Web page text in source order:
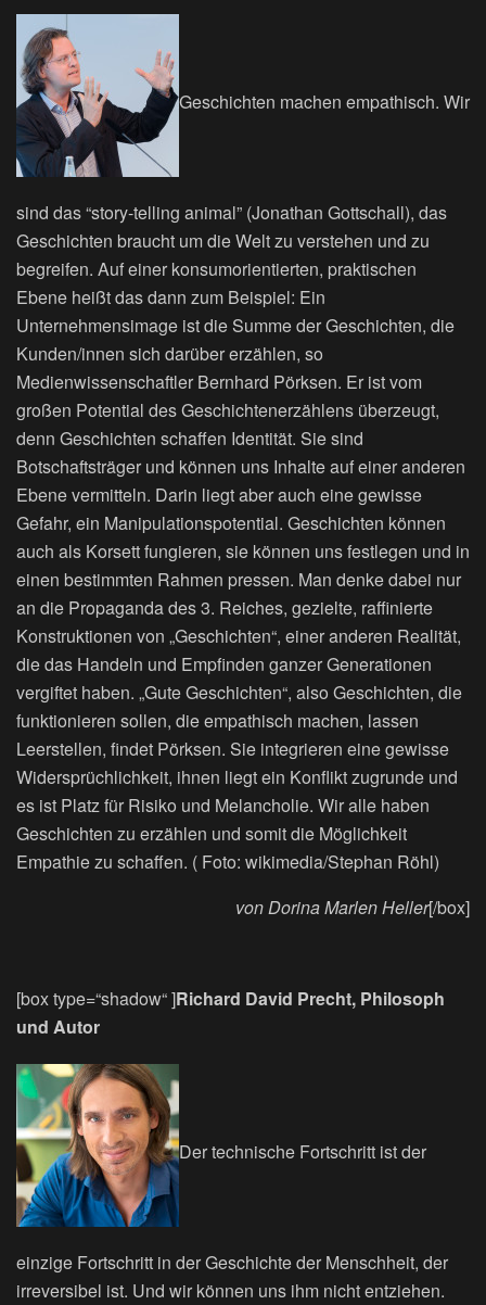
Geschichten machen empathisch. Wir
sind das “story-telling animal” (Jonathan Gottschall), das
Geschichten braucht um die Welt zu verstehen und zu
begreifen. Auf einer konsumorientierten, praktischen
Ebene heißt das dann zum Beispiel: Ein
Unternehmensimage ist die Summe der Geschichten, die
Kunden/innen sich darüber erzählen, so
Medienwissenschaftler Bernhard Pörksen. Er ist vom
großen Potential des Geschichtenerzählens überzeugt,
denn Geschichten schaffen Identität. Sie sind
Botschaftsträger und können uns Inhalte auf einer anderen
Ebene vermitteln. Darin liegt aber auch eine gewisse
Gefahr, ein Manipulationspotential. Geschichten können
auch als Korsett fungieren, sie können uns festlegen und in
einen bestimmten Rahmen pressen. Man denke dabei nur
an die Propaganda des 3. Reiches, gezielte, raffinierte
Konstruktionen von „Geschichten“, einer anderen Realität,
die das Handeln und Empfinden ganzer Generationen
vergiftet haben. „Gute Geschichten“, also Geschichten, die
funktionieren sollen, die empathisch machen, lassen
Leerstellen, findet Pörksen. Sie integrieren eine gewisse
Widersprüchlichkeit, ihnen liegt ein Konflikt zugrunde und
es ist Platz für Risiko und Melancholie. Wir alle haben
Geschichten zu erzählen und somit die Möglichkeit
Empathie zu schaffen. ( Foto: wikimedia/Stephan Röhl)
von Dorina Marlen Heller[/box]
[box type=“shadow“ ]Richard David Precht, Philosoph
und Autor
Der technische Fortschritt ist der
einzige Fortschritt in der Geschichte der Menschheit, der
irreversibel ist. Und wir können uns ihm nicht entziehen.